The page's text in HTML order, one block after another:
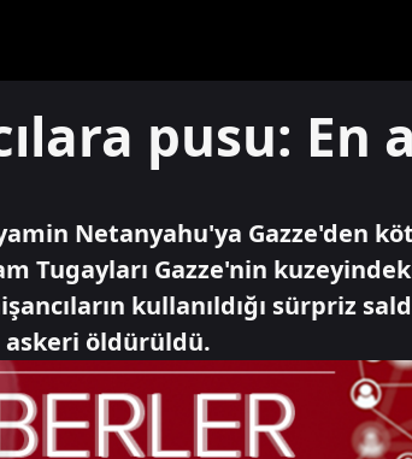
pusu: En
Netanyahu'ya Gazze'den
Tugayları Gazze'nin
kullanıldığı sürpriz
askeri öldürüldü.